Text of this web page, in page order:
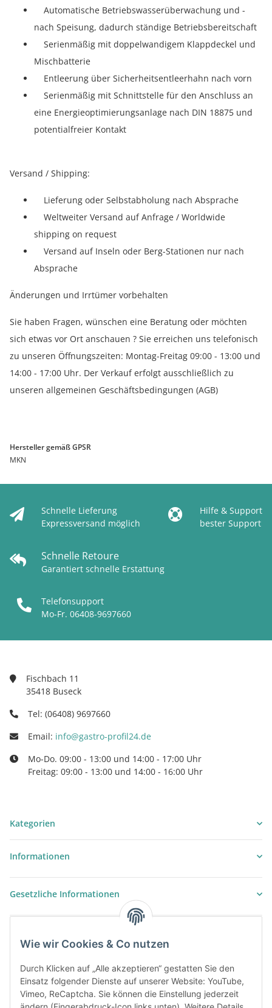
Wie wir Cookies & Co nutzen
Durch Klicken auf „Alle akzeptieren“ gestatten Sie den
Einsatz folgender Dienste auf unserer Website: YouTube,
Vimeo, ReCaptcha. Sie können die Einstellung jederzeit
Automatische Betriebswasserüberwachung und -
nach Speisung, dadurch ständige Betriebsbereitschaft
Serienmäßig mit doppelwandigem Klappdeckel und
Mischbatterie
Entleerung über Sicherheitsentleerhahn nach vorn
Serienmäßig mit Schnittstelle für den Anschluss an
eine Energieoptimierungsanlage nach DIN 18875 und
potentialfreier Kontakt
Versand / Shipping:
Lieferung oder Selbstabholung nach Absprache
Weltweiter Versand auf Anfrage / Worldwide
shipping on request
Versand auf Inseln oder Berg-Stationen nur nach
Absprache
Änderungen und Irrtümer vorbehalten
Sie haben Fragen, wünschen eine Beratung oder möchten
sich etwas vor Ort anschauen ? Sie erreichen uns telefonisch
zu unseren Öffnungszeiten: Montag-Freitag 09:00 - 13:00 und
14:00 - 17:00 Uhr. Der Verkauf erfolgt ausschließlich zu
unseren allgemeinen Geschäftsbedingungen (AGB)
Hersteller gemäß GPSR
MKN
Schnelle Lieferung
Expressversand möglich
Hilfe & Support
bester Support
Schnelle Retoure
Garantiert schnelle Erstattung
Telefonsupport
Mo-Fr. 06408-9697660
Fischbach 11
35418 Buseck
Tel: (06408) 9697660
Email: info@gastro-profil24.de
Mo-Do. 09:00 - 13:00 und 14:00 - 17:00 Uhr
Freitag: 09:00 - 13:00 und 14:00 - 16:00 Uhr
Kategorien
Informationen
Gesetzliche Informationen